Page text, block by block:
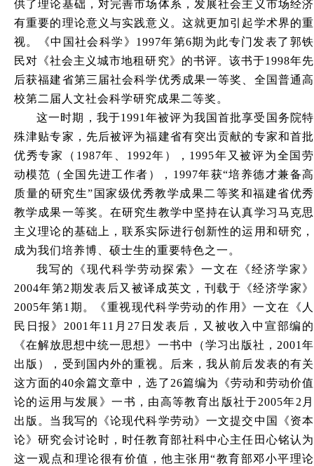
供了理论基础，对完善市场体系，发展社会主义市场经济
有重要的理论意义与实践意义。这就更加引起学术界的重
视。《中国社会科学》1997年第6期为此专门发表了郭铁
民对《社会主义城市地租研究》的书评。该书于1998年先
后获福建省第三届社会科学优秀成果一等奖、全国普通高
校第二届人文社会科学研究成果二等奖。
这一时期，我于1991年被评为我国首批享受国务院特
殊津贴专家，先后被评为福建省有突出贡献的专家和首批
优秀专家（1987年、1992年），1995年又被评为全国劳
动模范（全国先进工作者），1997年获“培养德才兼备高
质量的研究生”国家级优秀教学成果二等奖和福建省优秀
教学成果一等奖。在研究生教学中坚持在认真学习马克思
主义理论的基础上，联系实际进行创新性的运用和研究，
成为我们培养博、硕士生的重要特色之一。
我写的《现代科学劳动探索》一文在《经济学家》
2004年第2期发表后又被译成英文，刊载于《经济学家》
2005年第1期。《重视现代科学劳动的作用》一文在《人
民日报》2001年11月27日发表后，又被收入中宣部编的
《在解放思想中统一思想》一书中（学习出版社，2001年
出版），受到国内外的重视。后来，我从前后发表的有关
这方面的40余篇文章中，选了26篇编为《劳动和劳动价值
论的运用与发展》一书，由高等教育出版社于2005年2月
出版。当我写的《论现代科学劳动》一文提交中国《资本
论》研究会讨论时，时任教育部社科中心主任田心铭认为
这一观点和理论很有价值，他主张用“教育部邓小平理论